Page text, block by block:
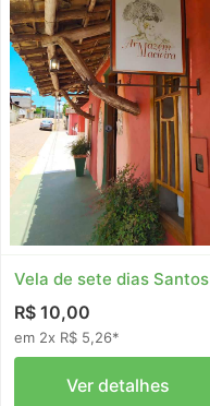
Vela de sete dias Santos
R$ 10,00
em 2x R$ 5,26*
Ver detalhes